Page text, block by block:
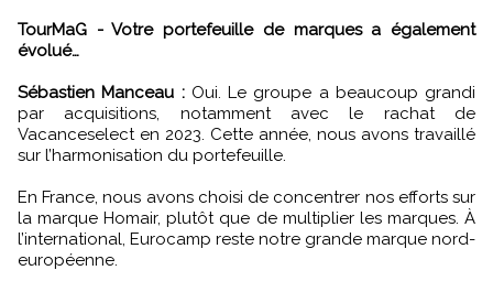
TourMaG - Votre portefeuille de marques a également
évolué…
Sébastien Manceau :Oui. Le groupe a beaucoup grandi
par acquisitions, notamment avec le rachat de
Vacanceselect en 2023. Cette année, nous avons travaillé
sur l’harmonisation du portefeuille.
En France, nous avons choisi de concentrer nos efforts sur
la marque Homair, plutôt que de multiplier les marques. À
l’international, Eurocamp reste notre grande marque nord-
européenne.